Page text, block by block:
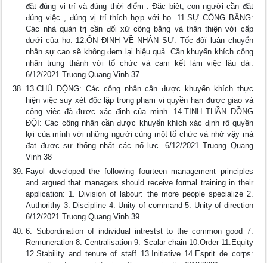
đặt đúng vị trí và đúng thời điểm . Đặc biệt, con người cần đặt
đúng việc , đúng vị trí thích hợp với họ. 11.SỰ CÔNG BẰNG:
Các nhà quản trị cần đối xử công bằng và thân thiện với cấp
dưới của họ. 12.ỔN ĐỊNH VỀ NHÂN SỰ: Tốc độï luân chuyển
nhân sự cao sẽ không đem lại hiệu quả. Cần khuyến khích công
nhân trung thành với tổ chức và cam kết làm việc lâu dài.
6/12/2021 Truong Quang Vinh 37
13.CHỦ ĐỘNG: Các công nhân cần được khuyến khích thực
hiện việc suy xét độc lập trong phạm vi quyền hạn được giao và
công việc đã được xác định của mình. 14.TINH THẦN ĐỒNG
ĐỘI: Các công nhân cần được khuyến khích xác định rõ quyền
lợi của mình với những người cùng một tổ chức và nhờ vậy mà
đạt được sự thống nhất các nổ lực. 6/12/2021 Truong Quang
Vinh 38
Fayol developed the following fourteen management principles
and argued that managers should receive formal training in their
application: 1. Division of labour: the more people specialize 2.
Authorithy 3. Discipline 4. Unity of command 5. Unity of direction
6/12/2021 Truong Quang Vinh 39
6. Subordination of individual intrestst to the common good 7.
Remuneration 8. Centralisation 9. Scalar chain 10.Order 11.Equity
12.Stability and tenure of staff 13.Initiative 14.Esprit de corps: